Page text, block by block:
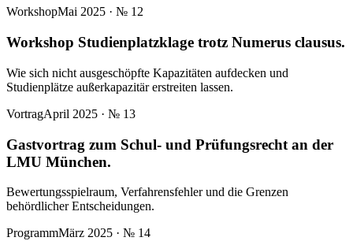
WorkshopMai 2025 · № 12
Workshop Studienplatzklage trotz Numerus clausus.
Wie sich nicht ausgeschöpfte Kapazitäten aufdecken und
Studienplätze außerkapazitär erstreiten lassen.
VortragApril 2025 · № 13
Gastvortrag zum Schul- und Prüfungsrecht an der
LMU München.
Bewertungsspielraum, Verfahrensfehler und die Grenzen
behördlicher Entscheidungen.
ProgrammMärz 2025 · № 14